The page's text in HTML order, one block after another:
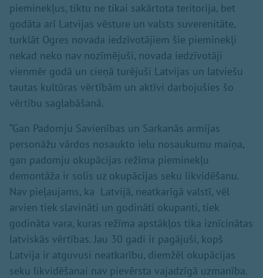
pieminekļus, tiktu ne tikai sakārtota teritorija, bet
godāta arī Latvijas vēsture un valsts suverenitāte,
turklāt Ogres novada iedzīvotājiem šie pieminekļi
nekad neko nav nozīmējuši, novada iedzīvotāji
vienmēr godā un cieņā turējuši Latvijas un latviešu
tautas kultūras vērtībām un aktīvi darbojušies šo
vērtību saglabāšanā.
“Gan Padomju Savienības un Sarkanās armijas
personāžu vārdos nosaukto ielu nosaukumu maiņa,
gan padomju okupācijas režīma pieminekļu
demontāža ir solis uz okupācijas seku likvidēšanu.
Nav pieļaujams, ka Latvijā, neatkarīgā valstī, vēl
arvien tiek slavināti un godināti okupanti, tiek
godināta vara, kuras režīma apstākļos tika iznīcinātas
latviskās vērtības. Jau 30 gadi ir pagājuši, kopš
Latvija ir atguvusi neatkarību, diemžēl okupācijas
seku likvidēšanai nav pievērsta vajadzīgā uzmanība.